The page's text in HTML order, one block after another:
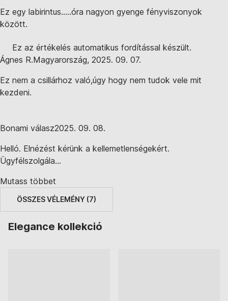
Ez egy labirintus.....óra nagyon gyenge fényviszonyok
között.
Ez az értékelés automatikus fordítással készült.
Ágnes R.Magyarország, 2025. 09. 07.
Ez nem a csillárhoz való,úgy hogy nem tudok vele mit
kezdeni.
Bonami válasz2025. 09. 08.
Helló. Elnézést kérünk a kellemetlenségekért.
Ügyfélszolgála...
Mutass többet
ÖSSZES VÉLEMÉNY (7)
Elegance kollekció